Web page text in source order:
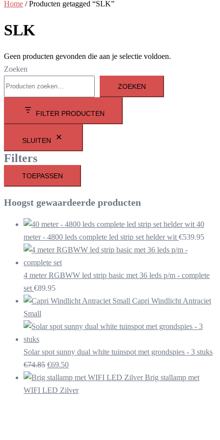
Home / Producten getagged “SLK”
SLK
Geen producten gevonden die aan je selectie voldoen.
Zoeken
ZOEKEN
FILTER PRODUCTEN
SLUITEN
Filters
TOEPASSEN
Hoogst gewaardeerde producten
40
meter - 4800 leds complete led strip set helder wit €539.95
4 meter RGBWW led strip basic met 36 leds p/m - complete
set €89.95
Capri Windlicht Antraciet
Small
Solar spot sunny dual white tuinspot met grondspies - 3 stuks
€74.85 Oorspronkelijke
prijs
was:
€69.50Huidige
prijs
is:
Brig stallamp met
WIFI LED Zilver